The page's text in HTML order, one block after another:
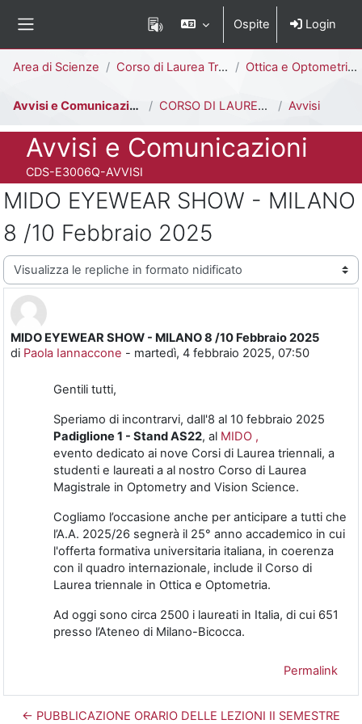
Ospite Login
Area di Scienze Corso di Laurea Triennale Ottica e Optometria [E3006Q - E3002Q]
Avvisi e Comunicazioni CORSO DI LAUREA IN OTTICA E OPTOMETRIA Avvisi
Titolo del corso
Avvisi e Comunicazioni
Codice identificativo del corso
CDS-E3006Q-AVVISI
MIDO EYEWEAR SHOW - MILANO
8 /10 Febbraio 2025
Modalità visualizzazione
MIDO EYEWEAR SHOW - MILANO 8 /10 Febbraio 2025
di Paola Iannaccone - martedì, 4 febbraio 2025, 07:50
Numero di risposte: 0
Gentili tutti,
Speriamo di incontrarvi, dall'8 al 10 febbraio 2025
Padiglione 1 - Stand AS22, al MIDO ,
evento dedicato ai nove Corsi di Laurea triennali, a
studenti e laureati a al nostro Corso di Laurea
Magistrale in Optometry and Vision Science.
Cogliamo l’occasione anche per anticipare a tutti che
l’A.A. 2025/26 segnerà il 25° anno accademico in cui
l'offerta formativa universitaria italiana, in coerenza
con il quadro internazionale, include il Corso di
Laurea triennale in Ottica e Optometria.
Ad oggi sono circa 2500 i laureati in Italia, di cui 651
presso l’Ateneo di Milano-Bicocca.
Permalink
← PUBBLICAZIONE ORARIO DELLE LEZIONI II SEMESTRE